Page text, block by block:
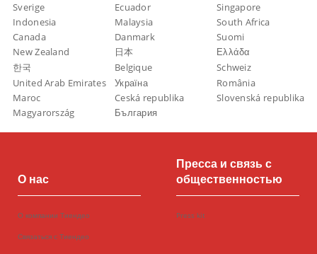
Sverige
Ecuador
Singapore
Indonesia
Malaysia
South Africa
Canada
Danmark
Suomi
New Zealand
日本
Ελλάδα
한국
Belgique
Schweiz
United Arab Emirates
Україна
România
Maroc
Ceská republika
Slovenská republika
Magyarország
България
О нас
О компании Тиендео
Связаться с Тиендео
Пресса и связь с
общественностью
Press kit